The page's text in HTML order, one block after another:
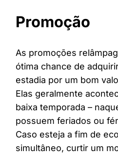
Promoção
As promoções
ótima chance de
estadia por um bom
Elas geralmente
baixa temporada –
possuem feriados ou
Caso esteja a fim de
simultâneo, curtir um